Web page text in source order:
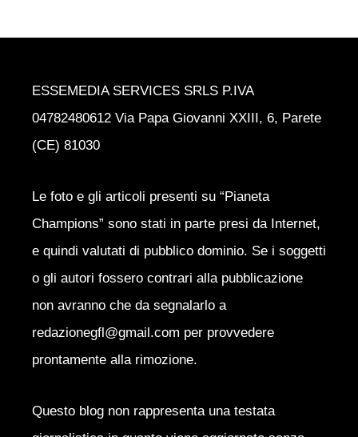
ESSEMEDIA SERVICES SRLS P.IVA
04782480612 Via Papa Giovanni XXIII, 6, Parete
(CE) 81030
Le foto e gli articoli presenti su “Pianeta
Champions” sono stati in parte presi da Internet,
e quindi valutati di pubblico dominio. Se i soggetti
o gli autori fossero contrari alla pubblicazione
non avranno che da segnalarlo a
redazionegfl@gmail.com per provvedere
prontamente alla rimozione.
Questo blog non rappresenta una testata